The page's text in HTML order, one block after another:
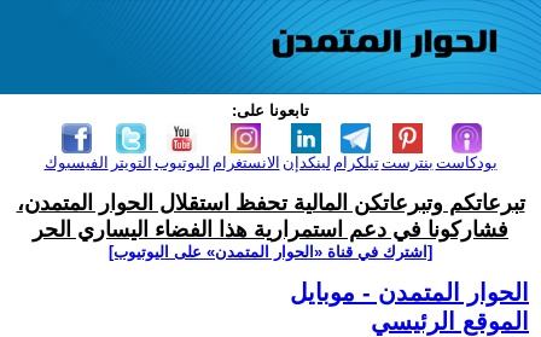
تابعونا على:
الفيسبوك التويتر اليوتيوب الانستغرام لينكدإن تيلكرامبنترست بودكاست
تبرعاتكم وتبرعاتكن المالية تحفظ استقلال الحوار المتمدن،
فشاركونا في دعم استمرارية هذا الفضاء اليساري الحر
[اشترك في قناة ‫«الحوار المتمدن» على اليوتيوب]
الحوار المتمدن - موبايل
الموقع الرئيسي